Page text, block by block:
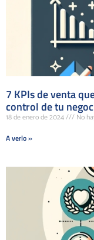
7 KPIs de venta
control de tu
18 de enero de 2024
No
A verlo »